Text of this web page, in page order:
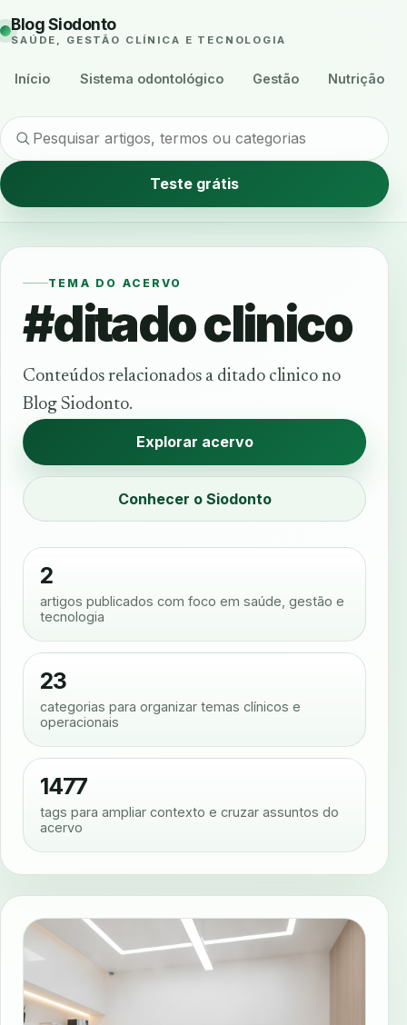
Blog Siodonto
SAÚDE, GESTÃO CLÍNICA E TECNOLOGIA
Início Sistema odontológico Gestão Nutrição
Teste grátis
TEMA DO ACERVO
#ditado clinico
Conteúdos relacionados a ditado clinico no
Blog Siodonto.
Explorar acervo
Conhecer o Siodonto
2
artigos publicados com foco em saúde, gestão e
tecnologia
23
categorias para organizar temas clínicos e
operacionais
1477
tags para ampliar contexto e cruzar assuntos do
acervo